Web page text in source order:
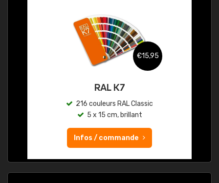
€15,95
RAL K7
216 couleurs RAL Classic
5 x 15 cm, brillant
Infos / commande